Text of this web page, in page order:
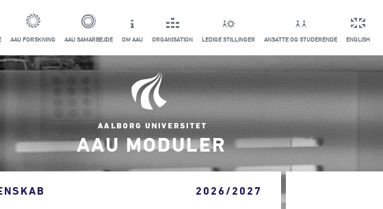
AAU FORSKNING AAU SAMARBEJDE OM AAU ORGANISATION LEDIGE STILLINGER ANSATTE OG STUDERENDE ENGLISH
AAU MODULER
2026/2027